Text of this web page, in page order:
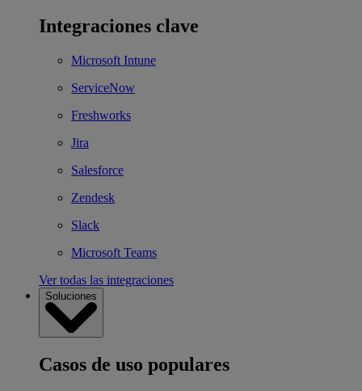
Integraciones clave
Microsoft Intune
ServiceNow
Freshworks
Jira
Salesforce
Zendesk
Slack
Microsoft Teams
Ver todas las integraciones
Soluciones
Casos de uso populares